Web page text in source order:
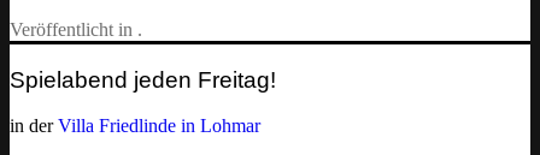
Veröffentlicht in .
Spielabend jeden Freitag!
in derVilla Friedlinde in Lohmar